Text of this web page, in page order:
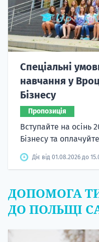
Спеціальні
навчання у
Бізнесу
Пропозиція
Вступайте на осінь
Бізнесу та
Діє від 01.08.2026 до
ДОПОМОГА
ДО ПОЛЬЩІ